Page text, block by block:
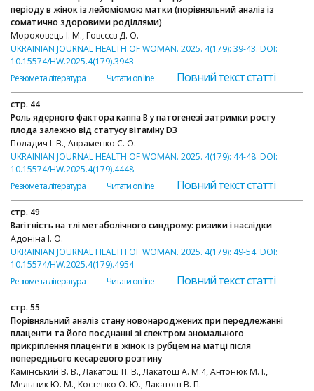
періоду в жінок із лейоміомою матки (порівняльний аналіз із
соматично здоровими роділлями)
Мороховець І. М., Говсєєв Д. О.
UKRAINIAN JOURNAL HEALTH OF WOMAN. 2025. 4(179): 39-43. DOI:
10.15574/HW.2025.4(179).3943
Резюме та література
Читати on line Повний текст статті
стр. 44
Роль ядерного фактора каппа B у патогенезі затримки росту
плода залежно від статусу вітаміну D3
Поладич І. В., Авраменко С. О.
UKRAINIAN JOURNAL HEALTH OF WOMAN. 2025. 4(179): 44-48. DOI:
10.15574/HW.2025.4(179).4448
Резюме та література
Читати on line Повний текст статті
стр. 49
Вагітність на тлі метаболічного синдрому: ризики і наслідки
Адоніна І. О.
UKRAINIAN JOURNAL HEALTH OF WOMAN. 2025. 4(179): 49-54. DOI:
10.15574/HW.2025.4(179).4954
Резюме та література
Читати on line Повний текст статті
стр. 55
Порівняльний аналіз стану новонароджених при передлежанні
плаценти та його поєднанні зі спектром аномального
прикріплення плаценти в жінок із рубцем на матці після
попереднього кесаревого розтину
Камінський В. В., Лакатош П. В., Лакатош А. М.4, Антонюк М. І.,
Мельник Ю. М., Костенко О. Ю., Лакатош В. П.